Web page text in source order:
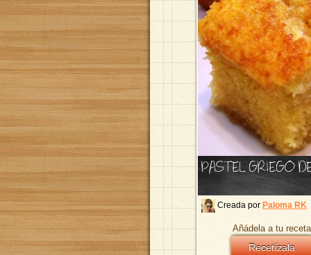
PASTEL GRIEGO
Creada por Paloma RK
Añádela a tu
Recetízala